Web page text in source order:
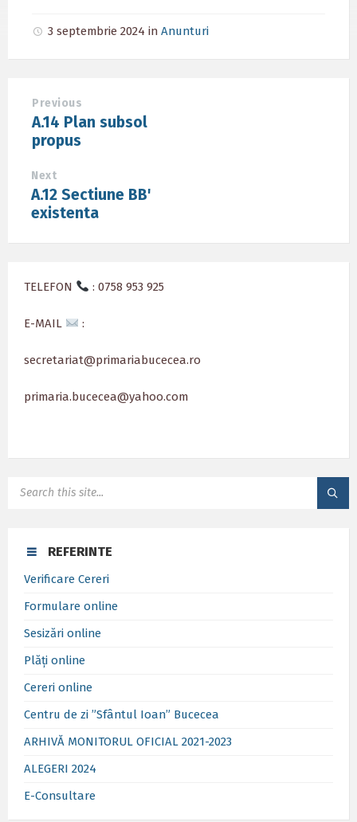
3 septembrie 2024 in Anunturi
Previous
A.14 Plan subsol
propus
Next
A.12 Sectiune BB'
existenta
TELEFON : 0758 953 925
E-MAIL :
secretariat@primariabucecea.ro
primaria.bucecea@yahoo.com
REFERINTE
Verificare Cereri
Formulare online
Sesizări online
Plăți online
Cereri online
Centru de zi ”Sfântul Ioan” Bucecea
ARHIVĂ MONITORUL OFICIAL 2021-2023
ALEGERI 2024
E-Consultare